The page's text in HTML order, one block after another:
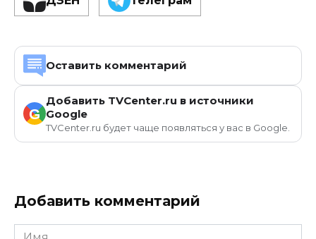
Оставить комментарий
G
Добавить TVCenter.ru в источники
Google
TVCenter.ru будет чаще появляться у вас в Google.
Добавить комментарий
Имя